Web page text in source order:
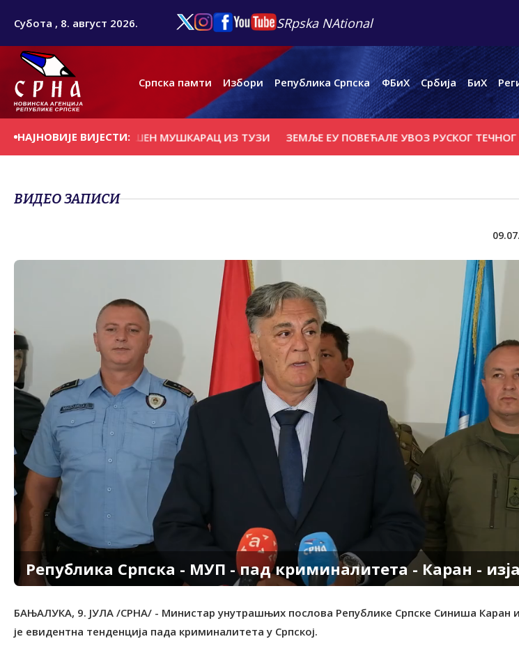
Субота , 8. август 2026. SRpska NAtional
Српска памти Избори Република Српска ФБиХ Србија БиХ
НАЈНОВИЈЕ ВИЈЕСТИ:
МАРИХУАНЕ, УХАПШЕН МУШКАРАЦ ИЗ ТУЗИ ЗЕМЉЕ ЕУ ПОВЕЋАЛЕ УВОЗ РУСКОГ ТЕЧНОГ
ВИДЕО ЗАПИСИ
Република Српска - МУП - пад криминалитета - Каран -
БАЊАЛУКА, 9. ЈУЛА /СРНА/ - Министар унутрашњих послова Републике Српске Синиша Каран
је евидентна тенденција пада криминалитета у Српској.